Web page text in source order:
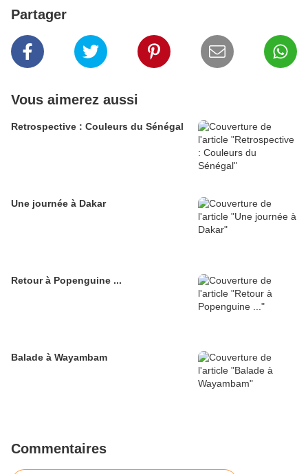
Partager
Vous aimerez aussi
Retrospective : Couleurs du Sénégal
Une journée à Dakar
Retour à Popenguine ...
Balade à Wayambam
Commentaires